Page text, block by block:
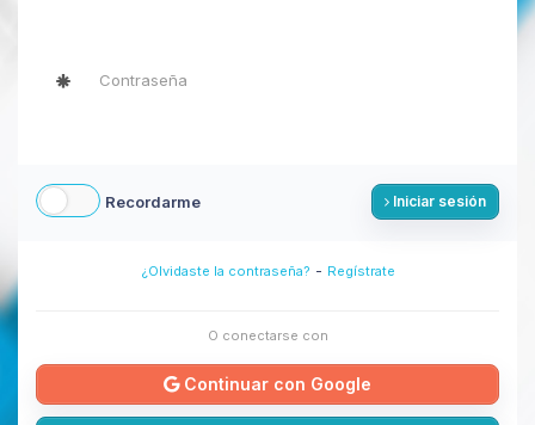
Recordarme Iniciar sesión
¿Olvidaste la contraseña? - Regístrate
O conectarse con
Continuar con Google